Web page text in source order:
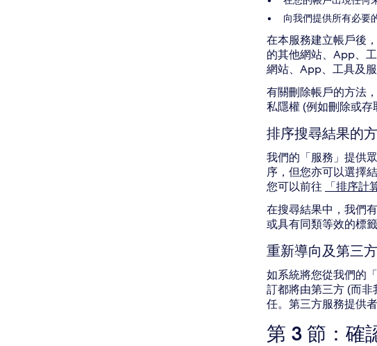
向我們提供所有必要
在本服務建立帳戶後
的其他網站、App、
網站、App、工具及
有關刪除帳戶的方法
私隱權 (例如刪除或
排序搜尋結果的
我們的「服務」提供
序，但您亦可以選擇
您可以前往
「排序計
在搜尋結果中，我們
或具有同類等效的標
重新導向及第三
如系統將您從我們的
訂都將由第三方 (而
任。第三方服務提供
第 3 節：確